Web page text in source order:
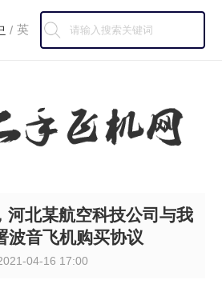
/ 英
河北某航空科技公司与我
波音飞机购买协议
04-16 17:00